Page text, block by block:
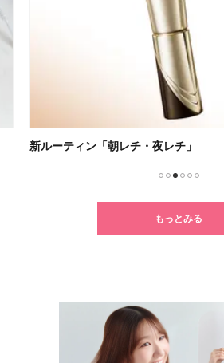
無重力感が癖になるSUQQU新リップ
もっとみる